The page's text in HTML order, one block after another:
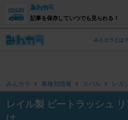
記事を保存していつでも見られる！
みんカラとは？
みんカラ 車種別情報 スバル レガ
レイル製 ビートラッシュ